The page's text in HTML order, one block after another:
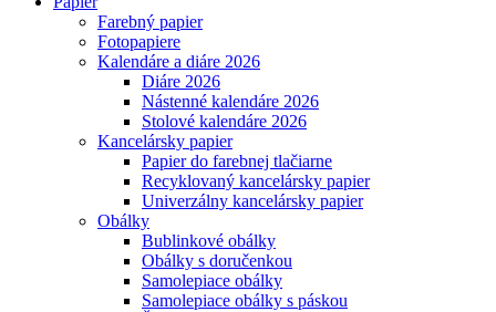
Farebný papier
Fotopapiere
Kalendáre a diáre 2026
Diáre 2026
Nástenné kalendáre 2026
Stolové kalendáre 2026
Kancelársky papier
Papier do farebnej tlačiarne
Recyklovaný kancelársky papier
Univerzálny kancelársky papier
Obálky
Bublinkové obálky
Obálky s doručenkou
Samolepiace obálky
Samolepiace obálky s páskou